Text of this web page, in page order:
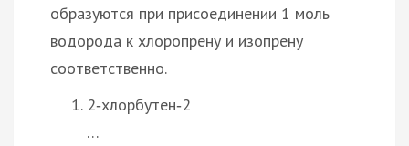
образуются при присоединении 1 моль
водорода к хлоропрену и изопрену
соответственно.
2‑хлорбутен‑2
…